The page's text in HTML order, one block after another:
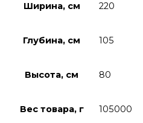
Ширина, см 220
Глубина, см 105
Высота, см 80
Вес товара, г 105000